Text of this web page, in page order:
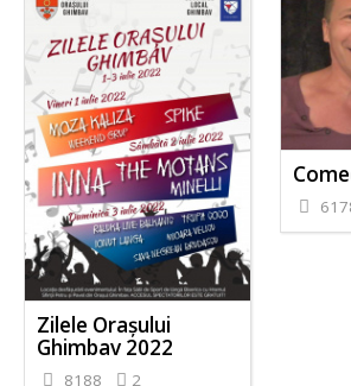
Zilele Orașului
Ghimbav 2022
8188 2